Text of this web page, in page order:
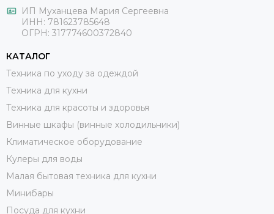
ИП Муханцева Мария Сергеевна
ИНН: 781623785648
ОГРН: 317774600372840
КАТАЛОГ
Техника по уходу за одеждой
Техника для кухни
Техника для красоты и здоровья
Винные шкафы (винные холодильники)
Климатическое оборудование
Кулеры для воды
Малая бытовая техника для кухни
Минибары
Посуда для кухни